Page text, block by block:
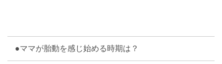
●ママが胎動を感じ始める時期は？